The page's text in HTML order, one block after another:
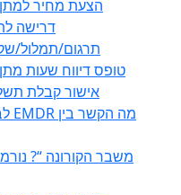
2352 – הצעת מחיר
תרגום/תמלול/
2356 – טופס דיווח
2357 – אישור